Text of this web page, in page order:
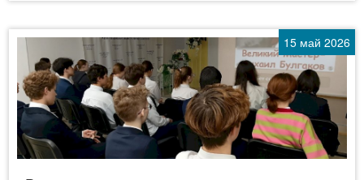
15 май 2026